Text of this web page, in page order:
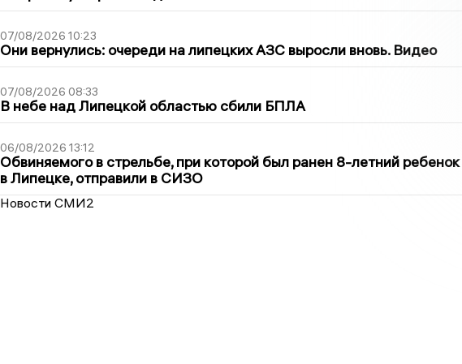
07/08/2026 10:23
Они вернулись: очереди на липецких АЗС выросли вновь. Видео
07/08/2026 08:33
В небе над Липецкой областью сбили БПЛА
06/08/2026 13:12
Обвиняемого в стрельбе, при которой был ранен 8-летний ребенок
в Липецке, отправили в СИЗО
Новости СМИ2